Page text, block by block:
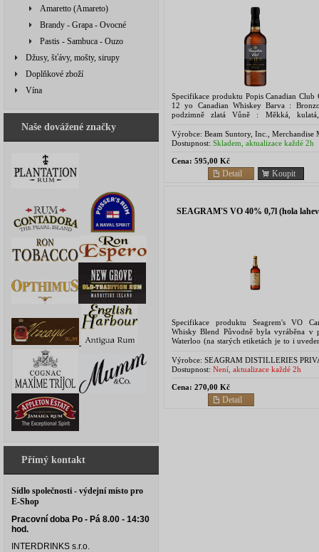
Amaretto (Amareto)
Brandy - Grapa - Ovocné
Pastis - Sambuca - Ouzo
Džusy, šťávy, mošty, sirupy
Doplňkové zboží
Vína
Naše dovážené značky
Přímý kontakt
Sídlo společnosti - výdejní místo pro
E-Shop
Pracovní doba Po - Pá 8.00 - 14:30
hod.
INTERDRINKS s.r.o.
Specifikace produktu Popis Canadian Club
12 yo Canadian Whiskey Barva :
podzimně zlatá Vůně : Měkká,
Jemná kořenitost a...
Výrobce: Beam Suntory, Inc., Merchandise
222 W. Merchandise Mart Plaza, Suite 1600,
Dostupnost: Skladem, aktualizace každé 2h
Cena: 595,00 Kč
Koupit
Detail
SEAGRAM'S VO 40% 0,7l (hola
Specifikace produktu Seagrem's VO
Whisky Blend Původně byla vyráběna v
Waterloo (na starých etiketách je to i
dochucení se...
Výrobce: SEAGRAM DISTILLERIES
LIMITED,104 ASHOKA
Dostupnost: Není, aktualizace každé 2h
Cena: 270,00 Kč
Detail